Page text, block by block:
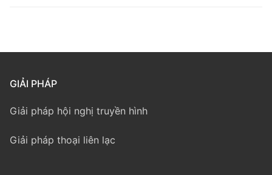
GIẢI PHÁP
Giải pháp hội nghị truyền hình
Giải pháp thoại liên lạc